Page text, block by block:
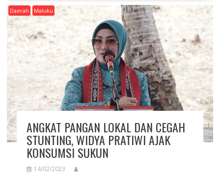
Daerah Maluku
ANGKAT PANGAN LOKAL DAN CEGAH
STUNTING, WIDYA PRATIWI AJAK
KONSUMSI SUKUN
14/02/2023